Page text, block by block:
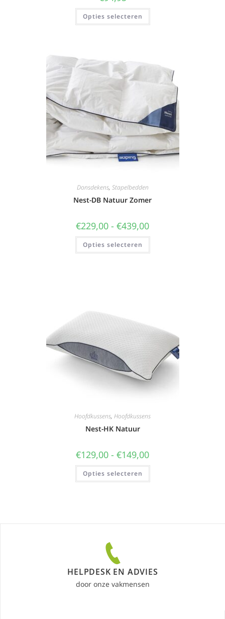
Opties selecteren
Donsdekens, Stapelbedden
Nest-DB Natuur Zomer
€229,00 - €439,00
Opties selecteren
Hoofdkussens, Hoofdkussens
Nest-HK Natuur
€129,00 - €149,00
Opties selecteren
HELPDESK EN ADVIES
door onze vakmensen